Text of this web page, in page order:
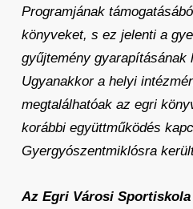
Programjának
könyveket, s ez jelenti a
gyűjtemény gyarapításának
Ugyanakkor a helyi
megtalálhatóak az egri
korábbi együttműködés
Gyergyószentmiklósra
Az Egri Városi Sportiskola